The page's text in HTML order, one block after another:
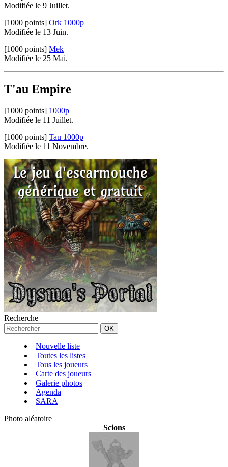
Modifiée le 9 Juillet.
[1000 points] Ork 1000p
Modifiée le 13 Juin.
[1000 points] Mek
Modifiée le 25 Mai.
T'au Empire
[1000 points] 1000p
Modifiée le 11 Juillet.
[1000 points] Tau 1000p
Modifiée le 11 Novembre.
Recherche
Nouvelle liste
Toutes les listes
Tous les joueurs
Carte des joueurs
Galerie photos
Agenda
SARA
Photo aléatoire
Scions